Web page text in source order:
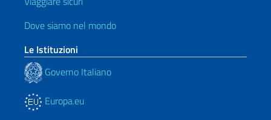
Dove siamo nel mondo
Le Istituzioni
Governo Italiano
Europa.eu